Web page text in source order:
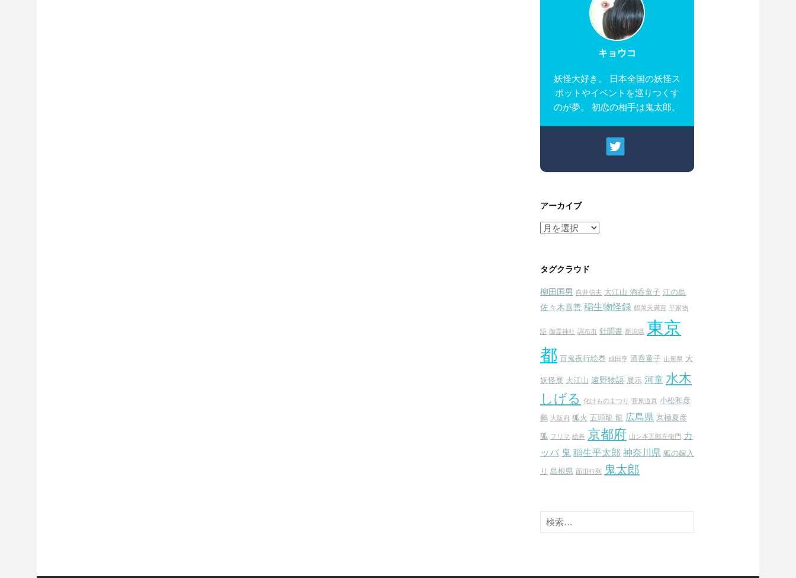
キョウコ
妖怪大好き。 日本全国の妖怪ス
ポットやイベントを巡りつくす
のが夢。 初恋の相手は鬼太郎。
アーカイブ
ア
イ
タグクラウド
柳田国男 向井信夫 大江山 酒呑童子 江の島
佐々木喜善 稲生物怪録 鶴岡天満宮 平家物
語 御霊神社 調布市 針聞書 新潟県 東京
都 百鬼夜行絵巻 成田亨 酒呑童子 山形県 大
妖怪展 大江山 遠野物語 展示 河童 水木
しげる
化けものまつり 菅原道真 小松和彦
鵺 大阪府 狐火 五頭龍.龍 広島県 京極夏彦
狐 フリマ 絵巻 京都府 山ン本五郎左衛門
カ
ッパ 鬼 稲生平太郎 神奈川県 狐の嫁入
り 島根県 面掛行列 鬼太郎
検
索: